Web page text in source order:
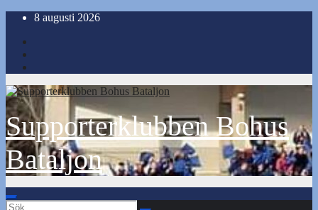
Hoppa
innehåll
8 augusti 2026
Supporterklubben Bohus
Bataljon